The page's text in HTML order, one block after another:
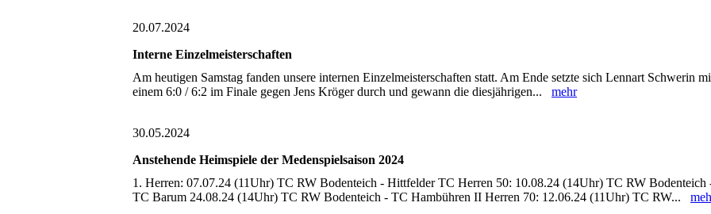
20.07.2024
Interne Einzelmeisterschaften
Am heutigen Samstag fanden unsere internen Einzelmeisterschaften statt. Am Ende setzte sich Lennart Schwerin
einem 6:0 / 6:2 im Finale gegen Jens Kröger durch und gewann die diesjährigen... mehr
30.05.2024
Anstehende Heimspiele der Medenspielsaison 2024
1. Herren: 07.07.24 (11Uhr) TC RW Bodenteich - Hittfelder TC Herren 50: 10.08.24 (14Uhr) TC RW Bodenteich
TC Barum 24.08.24 (14Uhr) TC RW Bodenteich - TC Hambühren II Herren 70: 12.06.24 (11Uhr) TC RW...